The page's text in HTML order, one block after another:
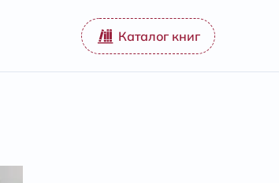
Каталог книг